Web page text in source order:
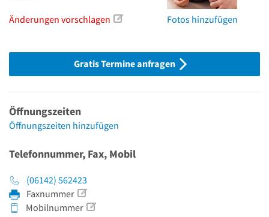
Änderungen vorschlagen
Fotos hinzufügen
Gratis Termine anfragen
Öffnungszeiten
Öffnungszeiten hinzufügen
Telefonnummer, Fax, Mobil
(06142) 562423
Faxnummer
Mobilnummer